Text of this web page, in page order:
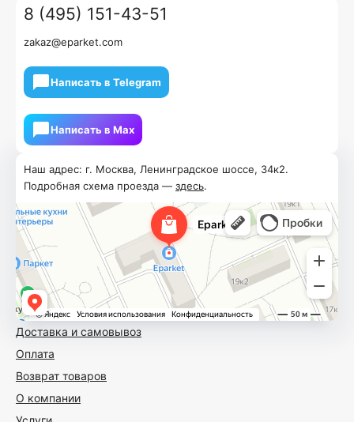
Доставка и самовывоз
Оплата
Возврат товаров
О компании
Наш адрес: г. Москва, Ленинградское шоссе, 34к2.
Подробная схема проезда — здесь.
8 (495) 151-43-51
zakaz@eparket.com
Написать в Telegram
Написать в Мах